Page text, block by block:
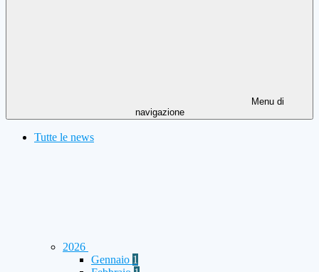
Menu di
navigazione
Tutte le news
2026
Gennaio 1